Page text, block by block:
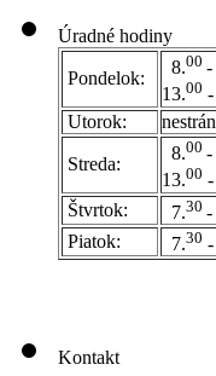
Úradné hodiny
Pondelok:
8.00 -
13.00
Utorok:
Streda:
8.00 -
13.00
Štvrtok: 7.30 -
Piatok: 7.30
Kontakt